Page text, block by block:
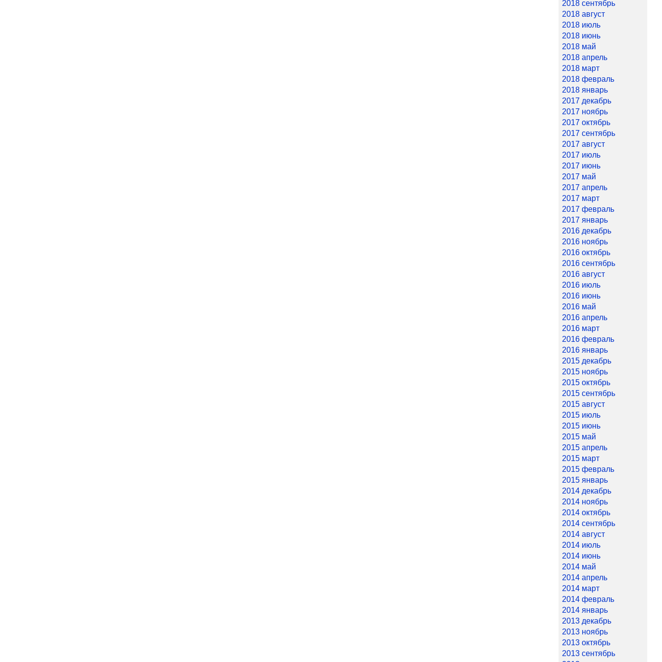
2018 сентябрь
2018 август
2018 июль
2018 июнь
2018 май
2018 апрель
2018 март
2018 февраль
2018 январь
2017 декабрь
2017 ноябрь
2017 октябрь
2017 сентябрь
2017 август
2017 июль
2017 июнь
2017 май
2017 апрель
2017 март
2017 февраль
2017 январь
2016 декабрь
2016 ноябрь
2016 октябрь
2016 сентябрь
2016 август
2016 июль
2016 июнь
2016 май
2016 апрель
2016 март
2016 февраль
2016 январь
2015 декабрь
2015 ноябрь
2015 октябрь
2015 сентябрь
2015 август
2015 июль
2015 июнь
2015 май
2015 апрель
2015 март
2015 февраль
2015 январь
2014 декабрь
2014 ноябрь
2014 октябрь
2014 сентябрь
2014 август
2014 июль
2014 июнь
2014 май
2014 апрель
2014 март
2014 февраль
2014 январь
2013 декабрь
2013 ноябрь
2013 октябрь
2013 сентябрь